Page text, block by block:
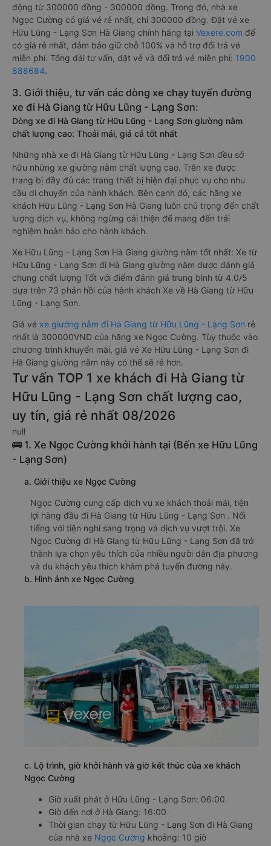
động từ 300000 đồng - 300000 đồng. Trong đó, nhà xe
Ngọc Cường có giá vé rẻ nhất, chỉ 300000 đồng. Đặt vé xe
Hữu Lũng - Lạng Sơn Hà Giang chính hãng tại Vexere.com để
có giá rẻ nhất, đảm bảo giữ chỗ 100% và hỗ trợ đổi trả vé
miễn phí. Tổng đài tư vấn, đặt vé và đổi trả vé miễn phí: 1900
888684.
3. Giới thiệu, tư vấn các dòng xe chạy tuyến đường
xe đi Hà Giang từ Hữu Lũng - Lạng Sơn:
Dòng xe đi Hà Giang từ Hữu Lũng - Lạng Sơn giường nằm
chất lượng cao: Thoải mái, giá cả tốt nhất
Những nhà xe đi Hà Giang từ Hữu Lũng - Lạng Sơn đều sở
hữu những xe giường nằm chất lượng cao. Trên xe được
trang bị đầy đủ các trang thiết bị hiện đại phục vụ cho nhu
cầu di chuyển của hành khách. Bên cạnh đó, các hãng xe
khách Hữu Lũng - Lạng Sơn Hà Giang luôn chú trọng đến chất
lượng dịch vụ, không ngừng cải thiện để mang đến trải
nghiệm hoàn hảo cho hành khách.
Xe Hữu Lũng - Lạng Sơn Hà Giang giường nằm tốt nhất: Xe từ
Hữu Lũng - Lạng Sơn đi Hà Giang giường nằm được đánh giá
chung chất lượng Tốt với điểm đánh giá trung bình từ 4.0/5
dựa trên 73 phản hồi của hành khách Xe về Hà Giang từ Hữu
Lũng - Lạng Sơn.
Giá vé xe giường nằm đi Hà Giang từ Hữu Lũng - Lạng Sơn rẻ
nhất là 300000VND của hãng xe Ngọc Cường. Tùy thuộc vào
chương trình khuyến mãi, giá vé Xe Hữu Lũng - Lạng Sơn đi
Hà Giang giường nằm này có thể sẽ rẻ hơn.
Tư vấn TOP 1 xe khách đi Hà Giang từ
Hữu Lũng - Lạng Sơn chất lượng cao,
uy tín, giá rẻ nhất 08/2026
null
🚌 1. Xe Ngọc Cường khởi hành tại (Bến xe Hữu Lũng
- Lạng Sơn)
a. Giới thiệu xe Ngọc Cường
Ngọc Cường cung cấp dịch vụ xe khách thoải mái, tiện
lợi hàng đầu đi Hà Giang từ Hữu Lũng - Lạng Sơn . Nổi
tiếng với tiện nghi sang trọng và dịch vụ vượt trội. Xe
Ngọc Cường đi Hà Giang từ Hữu Lũng - Lạng Sơn đã trở
thành lựa chọn yêu thích của nhiều người dân địa phương
và du khách yêu thích khám phá tuyến đường này.
b. Hình ảnh xe Ngọc Cường
c. Lộ trình, giờ khởi hành và giờ kết thúc của xe khách
Ngọc Cường
Giờ xuất phát ở Hữu Lũng - Lạng Sơn: 06:00
Giờ đến nơi ở Hà Giang: 16:00
Thời gian chạy từ Hữu Lũng - Lạng Sơn đi Hà Giang
của nhà xe Ngọc Cường khoảng: 10 giờ